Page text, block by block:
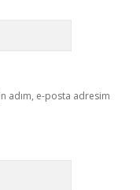
adım, e-posta adresim